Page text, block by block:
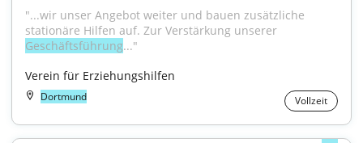
"...wir unser Angebot weiter und bauen zusätzliche
Geschäftsführung..."
Verein für Erziehungshilfen
Dortmund Vollzeit